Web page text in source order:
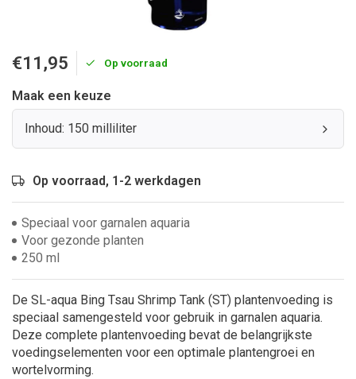
€11,95 Op voorraad
Maak een keuze
Inhoud: 150 milliliter
Op voorraad, 1-2 werkdagen
Speciaal voor garnalen aquaria
Voor gezonde planten
250 ml
De SL-aqua Bing Tsau Shrimp Tank (ST) plantenvoeding is
speciaal samengesteld voor gebruik in garnalen aquaria.
Deze complete plantenvoeding bevat de belangrijkste
voedingselementen voor een optimale plantengroei en
wortelvorming.